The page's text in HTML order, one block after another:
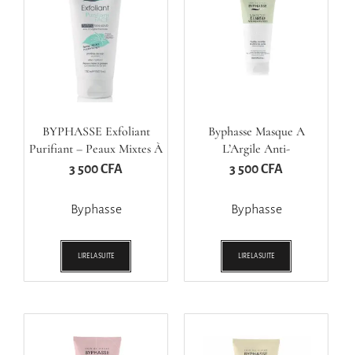
BYPHASSE Exfoliant
Purifiant – Peaux Mixtes À
Grasses – 150 Ml
3 500CFA
Byphasse
LIRE LA SUITE
Byphasse Masque A
L’Argile Anti-
Imperfections
3 500CFA
Byphasse
LIRE LA SUITE